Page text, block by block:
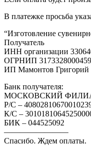
В платежке просьба
“Изготовление
Получатель
ИНН организации
ОГРНИП
ИП Мамонтов Григорий
Банк получателя:
МОСКОВСКИЙ
Р/С –
К/С –
БИК – 044525092
————————
Спасибо. Ждем оплаты.